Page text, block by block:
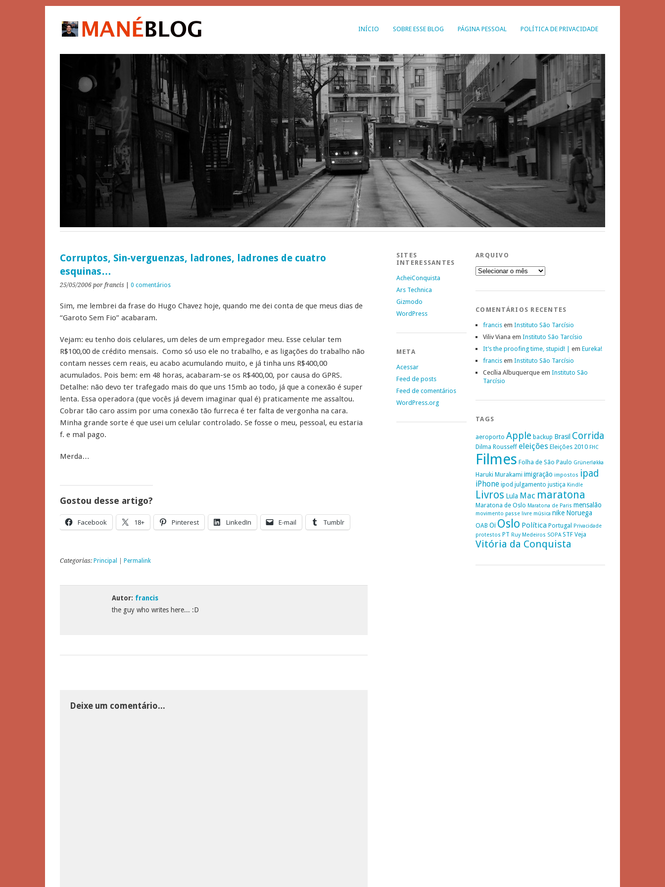
INÍCIO SOBRE ESSE BLOG PÁGINA PESSOAL POLÍTICA DE PRIVACIDADE
Corruptos, Sin-verguenzas, ladrones, ladrones de cuatro
esquinas…
25/05/2006 por francis 0 comentários
Sim, me lembrei da frase do Hugo Chavez hoje, quando me dei conta de que meus dias de
“Garoto Sem Fio” acabaram.
Vejam: eu tenho dois celulares, um deles de um empregador meu. Esse celular tem
R$100,00 de crédito mensais. Como só uso ele no trabalho, e as ligações do trabalho não
contam nesses cem reais, eu acabo acumulando muito, e já tinha uns R$400,00
acumulados. Pois bem: em 48 horas, acabaram-se os R$400,00, por causa do GPRS.
Detalhe: não devo ter trafegado mais do que uns 15mb ao todo, já que a conexão é super
lenta. Essa operadora (que vocês já devem imaginar qual é) praticamente me assaltou.
Cobrar tão caro assim por uma conexão tão furreca é ter falta de vergonha na cara.
Minha grande sorte é que usei um celular controlado. Se fosse o meu, pessoal, eu estaria
f. e mal pago.
Merda…
Gostou desse artigo?
Facebook 18+ Pinterest LinkedIn E-mail Tumblr
Categorias: Principal Permalink
Autor: francis
the guy who writes here... :D
Deixe um comentário...
SITES
INTERESSANTES
AcheiConquista
Ars Technica
Gizmodo
WordPress
META
Acessar
Feed de posts
Feed de comentários
WordPress.org
ARQUIVO
Arquivo
COMENTÁRIOS RECENTES
francis em Instituto São Tarcísio
Viliv Viana em Instituto São Tarcísio
It’s the proofing time, stupid! |
em Eureka!
francis em Instituto São Tarcísio
Cecília Albuquerque em Instituto São
Tarcísio
TAGS
aeroporto Apple backup Brasil Corrida
Dilma Rousseff eleições Eleições 2010 FHC
Filmes Folha de São Paulo Grünerløkka
Haruki Murakami imigração impostos ipad
iPhone ipod julgamento justiça Kindle
Livros Lula Mac maratona
Maratona de Oslo Maratona de Paris mensalão
movimento passe livre música nike Noruega
OAB Oi Oslo Política Portugal
Privacidade
protestos PT Ruy Medeiros SOPA STF Veja
Vitória da Conquista